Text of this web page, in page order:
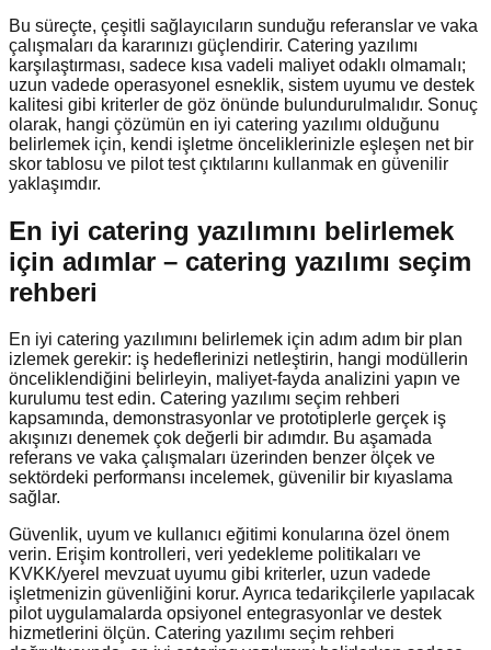
Bu süreçte, çeşitli sağlayıcıların sunduğu referanslar ve vaka
çalışmaları da kararınızı güçlendirir. Catering yazılımı
karşılaştırması, sadece kısa vadeli maliyet odaklı olmamalı;
uzun vadede operasyonel esneklik, sistem uyumu ve destek
kalitesi gibi kriterler de göz önünde bulundurulmalıdır. Sonuç
olarak, hangi çözümün en iyi catering yazılımı olduğunu
belirlemek için, kendi işletme önceliklerinizle eşleşen net bir
skor tablosu ve pilot test çıktılarını kullanmak en güvenilir
yaklaşımdır.
En iyi catering yazılımını belirlemek
için adımlar – catering yazılımı seçim
rehberi
En iyi catering yazılımını belirlemek için adım adım bir plan
izlemek gerekir: iş hedeflerinizi netleştirin, hangi modüllerin
önceliklendiğini belirleyin, maliyet-fayda analizini yapın ve
kurulumu test edin. Catering yazılımı seçim rehberi
kapsamında, demonstrasyonlar ve prototiplerle gerçek iş
akışınızı denemek çok değerli bir adımdır. Bu aşamada
referans ve vaka çalışmaları üzerinden benzer ölçek ve
sektördeki performansı incelemek, güvenilir bir kıyaslama
sağlar.
Güvenlik, uyum ve kullanıcı eğitimi konularına özel önem
verin. Erişim kontrolleri, veri yedekleme politikaları ve
KVKK/yerel mevzuat uyumu gibi kriterler, uzun vadede
işletmenizin güvenliğini korur. Ayrıca tedarikçilerle yapılacak
pilot uygulamalarda opsiyonel entegrasyonlar ve destek
hizmetlerini ölçün. Catering yazılımı seçim rehberi